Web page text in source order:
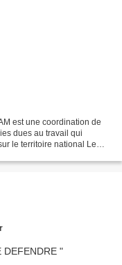
est une coordination de
dues au travail qui
le territoire national Le